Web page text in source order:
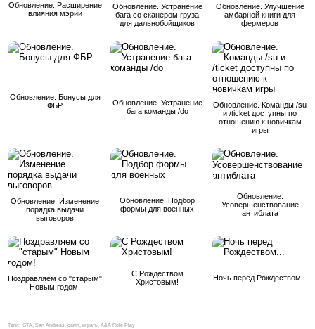
Обновление. Расширение
влияния мэрии
Обновление. Устранение
бага со сканером груза
для дальнобойщиков
Обновление. Улучшение
амбарной книги для
фермеров
Обновление. Бонусы для
ФБР
Обновление. Устранение
бага команды /do
Обновление. Команды /su
и /ticket доступны по
отношению к новичкам
игры
Обновление. Изменение
порядка выдачи
выговоров
Обновление. Подбор
формы для военных
Обновление.
Усовершенствование
антиблата
Поздравляем со "старым"
Новым годом!
С Рождеством
Христовым!
Ночь перед Рождеством...
Теги: GTA, San Andreas, самп, играть, A&A Role Play